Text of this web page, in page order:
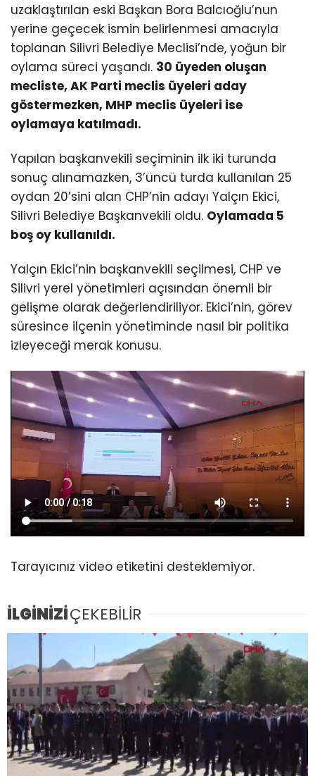
uzaklaştırılan eski Başkan Bora Balcıoğlu’nun
yerine geçecek ismin belirlenmesi amacıyla
toplanan Silivri Belediye Meclisi’nde, yoğun bir
oylama süreci yaşandı. 30 üyeden oluşan
mecliste, AK Parti meclis üyeleri aday
göstermezken, MHP meclis üyeleri ise
oylamaya katılmadı.
Yapılan başkanvekili seçiminin ilk iki turunda
sonuç alınamazken, 3’üncü turda kullanılan 25
oydan 20’sini alan CHP’nin adayı Yalçın Ekici,
Silivri Belediye Başkanvekili oldu. Oylamada 5
boş oy kullanıldı.
Yalçın Ekici’nin başkanvekili seçilmesi, CHP ve
Silivri yerel yönetimleri açısından önemli bir
gelişme olarak değerlendiriliyor. Ekici’nin, görev
süresince ilçenin yönetiminde nasıl bir politika
izleyeceği merak konusu.
Tarayıcınız video etiketini desteklemiyor.
İLGİNİZİÇEKEBİLİR